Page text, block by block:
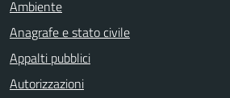
Ambiente
Anagrafe e stato civile
Appalti pubblici
Autorizzazioni